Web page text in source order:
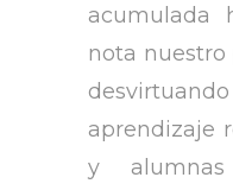
acumulada
nota nuestro
aprendizaje
y